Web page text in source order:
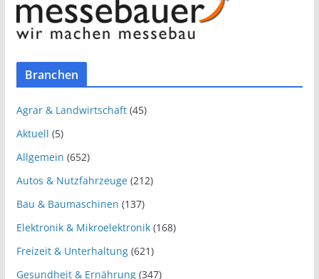
Branchen
Agrar & Landwirtschaft(45)
Aktuell (5)
Allgemein (652)
Autos & Nutzfahrzeuge(212)
Bau & Baumaschinen (137)
Elektronik & Mikroelektronik(168)
Freizeit & Unterhaltung(621)
Gesundheit & Ernährung(347)